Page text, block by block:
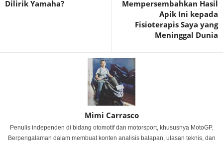
Dilirik Yamaha?
Mempersembahkan Hasil
Apik Ini kepada
Fisioterapis Saya yang
Meninggal Dunia
Mimi Carrasco
Penulis independen di bidang otomotif dan motorsport, khususnya MotoGP.
Berpengalaman dalam membuat konten analisis balapan, ulasan teknis, dan